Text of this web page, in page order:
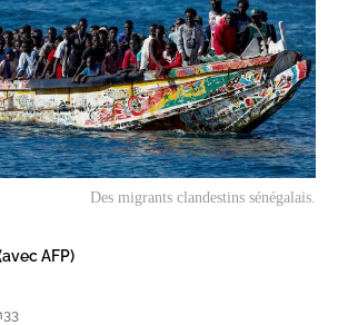
Des migrants clandestins sénégalais.
AFP)